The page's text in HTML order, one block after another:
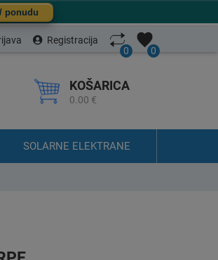
ponudu
Registracija
0
0
KOŠARICA
0.00 €
SOLARNE ELEKTRANE